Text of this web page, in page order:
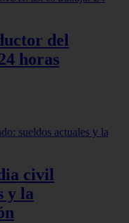
del
horas
civil
y la